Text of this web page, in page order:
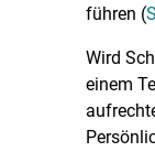
führen (
Wird
einem